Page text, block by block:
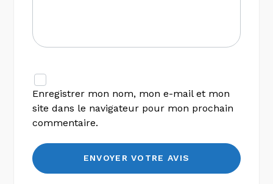
Enregistrer mon nom, mon e-mail et mon
site dans le navigateur pour mon prochain
commentaire.